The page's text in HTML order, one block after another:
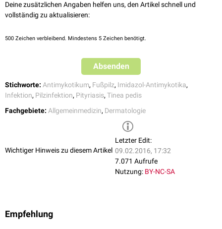
Deine zusätzlichen Angaben helfen uns, den Artikel schnell und
vollständig zu aktualisieren:
500 Zeichen verbleibend. Mindestens 5 Zeichen benötigt.
Absenden
Stichworte: Antimykotikum, Fußpilz, Imidazol-Antimykotika,
Infektion, Pilzinfektion, Pityriasis, Tinea pedis
Fachgebiete: Allgemeinmedizin, Dermatologie
Wichtiger Hinweis zu diesem Artikel
Letzter Edit:
09.02.2016, 17:32
7.071 Aufrufe
Nutzung: BY-NC-SA
Empfehlung